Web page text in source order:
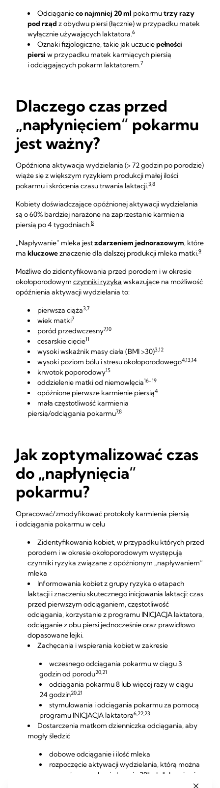
Odciąganieco najmniej 20 ml pokarmutrzy razy
pod rząd z obydwu piersi (łącznie) w przypadku matek
wyłącznie używających laktatora.6
Oznaki fizjologiczne, takie jak uczuciepełności
piersi w przypadku matek karmiących piersią
i odciągających pokarm laktatorem.7
Dlaczego czas przed
„napłynięciem” pokarmu
jest ważny?
Opóźniona aktywacja wydzielania (> 72 godzin po porodzie)
wiąże się z większym ryzykiem produkcji małej ilości
pokarmu i skrócenia czasu trwania laktacji.3,8
Kobiety doświadczające opóźnionej aktywacji wydzielania
są o 60% bardziej narażone na zaprzestanie karmienia
piersią po 4 tygodniach.8
„Napływanie” mleka jestzdarzeniem jednorazowym, które
ma kluczoweznaczenie dla dalszej produkcji mleka matki.9
Możliwe do zidentyfikowania przed porodem i w okresie
okołoporodowym czynniki ryzyka wskazujące na możliwość
opóźnienia aktywacji wydzielania to:
pierwsza ciąża3,7
wiek matki7
poród przedwczesny7,10
cesarskie cięcie11
wysoki wskaźnik masy ciała (BMI >30)3,12
wysoki poziom bólu i stresu okołoporodowego4,13,14
krwotok poporodowy15
oddzielenie matki od niemowlęcia16-19
opóźnione pierwsze karmienie piersią4
mała częstotliwość karmienia
piersią/odciągania pokarmu7,8
Jak zoptymalizować czas
do „napłynięcia”
pokarmu?
Opracować/zmodyfikować protokoły karmienia piersią
i odciągania pokarmu w celu
Zidentyfikowania kobiet, w przypadku których przed
porodem i w okresie okołoporodowym występują
czynniki ryzyka związane z opóźnionym „napływaniem”
mleka
Informowania kobiet z grupy ryzyka o etapach
laktacji i znaczeniu skutecznego inicjowania laktacji: czas
przed pierwszym odciąganiem,częstotliwość
odciągania, korzystanie z programu INICJACJA laktatora,
odciąganie z obu piersi jednocześnieoraz prawidłowo
dopasowane lejki.
Zachęcania i wspierania kobiet w zakresie
wczesnego odciągania pokarmu w ciągu 3
godzin od porodu20,21
odciągania pokarmu 8 lub więcej razy w ciągu
24 godzin20,21
stymulowania i odciągania pokarmu za pomocą
programu INICJACJA laktatora6,22,23
Dostarczenia matkom dzienniczka odciągania, aby
mogły śledzić
dobowe odciąganie i ilość mleka
rozpoczęcie aktywacji wydzielania, którą można
rozpoznać po uzyskaniu łącznie 20°ml z°obu piersi